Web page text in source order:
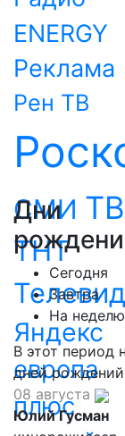
ENERGY
Реклама
Рен ТВ
СМИ ТВ
ТНТ
Яндекс
европа
плюс
Дни
Сегодня
Завтра
На неделю
В этот период
дней
08 августа
Юлий Гусман